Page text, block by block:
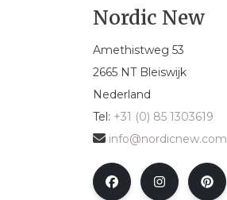
Nordic New
Amethistweg 53
2665 NT Bleiswijk
Nederland
Tel: +31 (0) 85 1303619
info@nordicnew.com